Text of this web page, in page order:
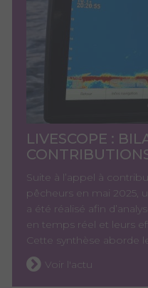
LIVESCOPE :
Suite à l’appel à
pêcheurs en mai 2025,
a été réalisé afin
en temps réel et leurs
Cette synthèse aborde
Voir l'actu